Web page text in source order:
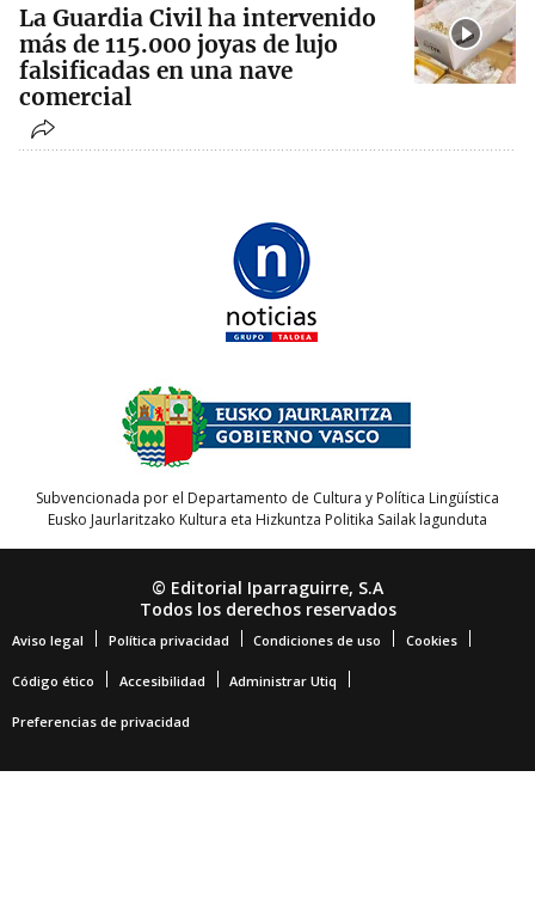
La Guardia Civil ha intervenido
más de 115.000 joyas de lujo
falsificadas en una nave
comercial
Subvencionada por el Departamento de Cultura y Política Lingüística
Eusko Jaurlaritzako Kultura eta Hizkuntza Politika Sailak lagunduta
© Editorial Iparraguirre, S.A
Todos los derechos reservados
Aviso legal Política privacidad Condiciones de uso Cookies
Código ético Accesibilidad Administrar Utiq
Preferencias de privacidad